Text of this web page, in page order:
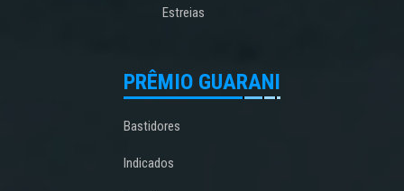
Estreias
PRÊMIO GUARANI
Bastidores
Indicados